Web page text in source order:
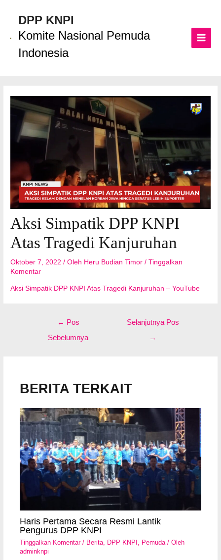
kontenDPP KNPI
Komite Nasional Pemuda
Indonesia
Aksi Simpatik DPP KNPI
Atas Tragedi Kanjuruhan
Oktober 7, 2022 / Oleh Heru Budian Timor /Tinggalkan
Komentar
Aksi Simpatik DPP KNPI Atas Tragedi Kanjuruhan – YouTube
← Pos
Sebelumnya
Selanjutnya Pos
→
BERITA TERKAIT
Haris Pertama Secara Resmi Lantik
Pengurus DPP KNPI
Tinggalkan Komentar / Berita DPP KNPI Pemuda / Oleh
adminknpi